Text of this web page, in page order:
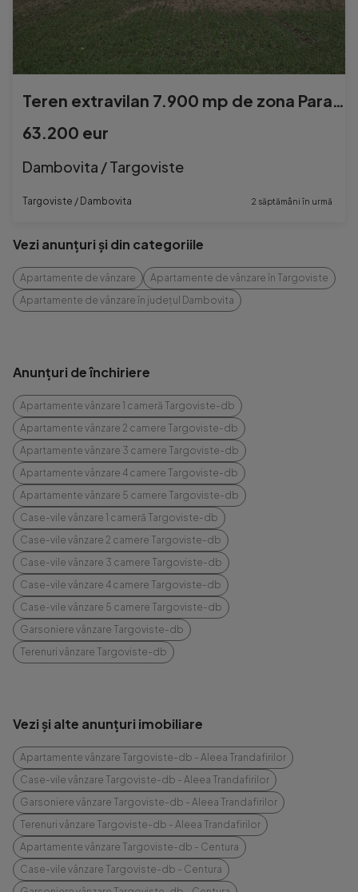
Teren extravilan 7.900 mp de zona Parapet Targovi#537;te
63.200 eur
Dambovita / Targoviste
Targoviste / Dambovita 2 săptămâni în urmă
Vezi anunțuri și din categoriile
Apartamente de vânzare
Apartamente de vânzare în Targoviste
Apartamente de vânzare în județul Dambovita
Anunțuri de închiriere
Apartamente vânzare 1 cameră Targoviste-db
Apartamente vânzare 2 camere Targoviste-db
Apartamente vânzare 3 camere Targoviste-db
Apartamente vânzare 4 camere Targoviste-db
Apartamente vânzare 5 camere Targoviste-db
Case-vile vânzare 1 cameră Targoviste-db
Case-vile vânzare 2 camere Targoviste-db
Case-vile vânzare 3 camere Targoviste-db
Case-vile vânzare 4 camere Targoviste-db
Case-vile vânzare 5 camere Targoviste-db
Garsoniere vânzare Targoviste-db
Terenuri vânzare Targoviste-db
Vezi și alte anunțuri imobiliare
Apartamente vânzare Targoviste-db - Aleea Trandafirilor
Case-vile vânzare Targoviste-db - Aleea Trandafirilor
Garsoniere vânzare Targoviste-db - Aleea Trandafirilor
Terenuri vânzare Targoviste-db - Aleea Trandafirilor
Apartamente vânzare Targoviste-db - Centura
Case-vile vânzare Targoviste-db - Centura